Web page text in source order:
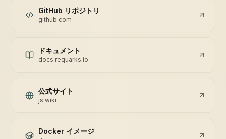
GitHub リポジトリ
github.com
ドキュメント
docs.requarks.io
公式サイト
js.wiki
Docker イメージ